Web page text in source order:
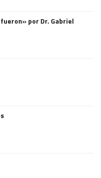
por Dr. Gabriel